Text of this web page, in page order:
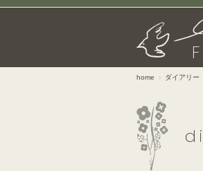
F
home ダイアリー